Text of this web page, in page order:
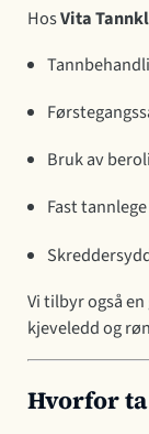
HosVita
Bruk av
Fast
Vi tilbyr også
kjeveledd og
Hvorfor